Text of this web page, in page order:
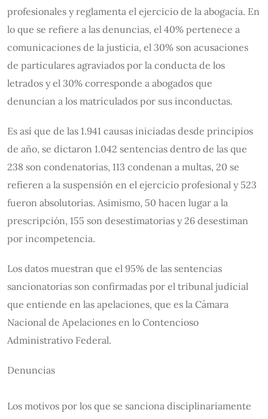
profesionales y reglamenta el ejercicio de la abogacía. En
lo que se refiere a las denuncias, el 40% pertenece a
comunicaciones de la justicia, el 30% son acusaciones
de particulares agraviados por la conducta de los
letrados y el 30% corresponde a abogados que
denuncian a los matriculados por sus inconductas.
Es así que de las 1.941 causas iniciadas desde principios
de año, se dictaron 1.042 sentencias dentro de las que
238 son condenatorias, 113 condenan a multas, 20 se
refieren a la suspensión en el ejercicio profesional y 523
fueron absolutorias. Asimismo, 50 hacen lugar a la
prescripción, 155 son desestimatorias y 26 desestiman
por incompetencia.
Los datos muestran que el 95% de las sentencias
sancionatorias son confirmadas por el tribunal judicial
que entiende en las apelaciones, que es la Cámara
Nacional de Apelaciones en lo Contencioso
Administrativo Federal.
Denuncias
Los motivos por los que se sanciona disciplinariamente